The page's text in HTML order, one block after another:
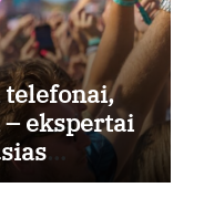
telefonai,
ekspertai